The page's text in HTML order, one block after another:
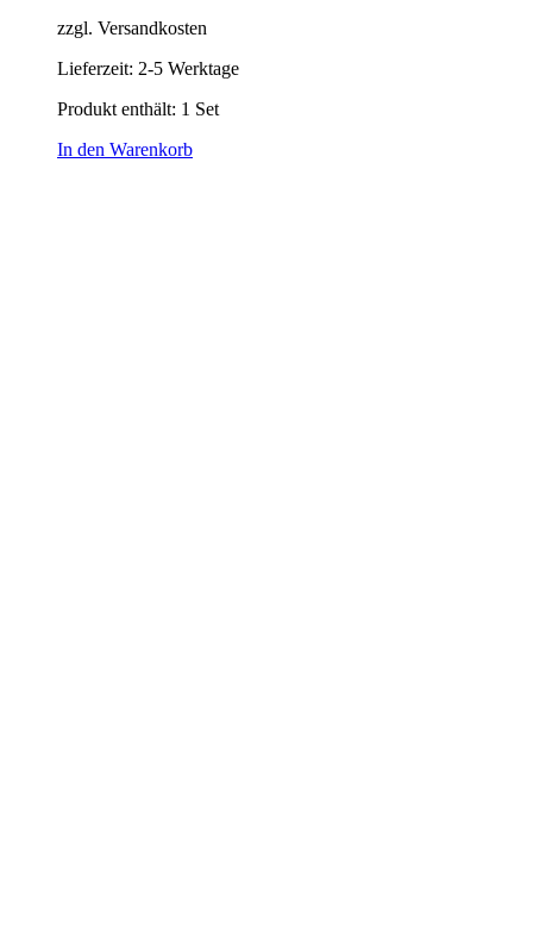
zzgl. Versandkosten
Lieferzeit: 2-5 Werktage
Produkt enthält: 1 Set
In den Warenkorb